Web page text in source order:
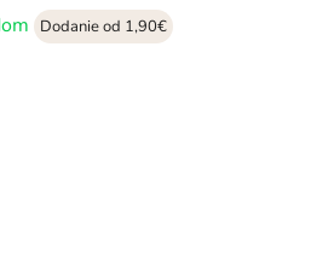
Dodanie od 1,90€